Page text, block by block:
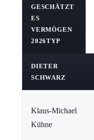
GESCHÄTZT
ES
VERMÖGEN
2026TYP
DIETER
SCHWARZ
Klaus-Michael
Kühne